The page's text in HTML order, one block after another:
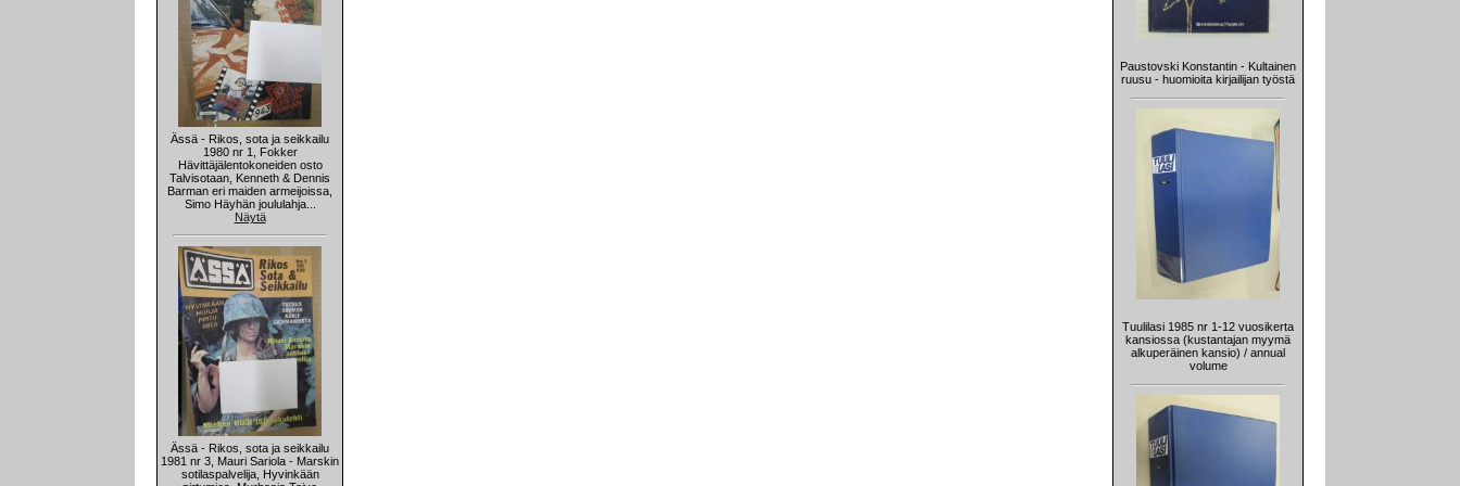
Ässä - Rikos, sota ja seikkailu
1980 nr 1, Fokker
Hävittäjälentokoneiden osto
Talvisotaan, Kenneth & Dennis
Barman eri maiden armeijoissa,
Simo Häyhän joululahja...
Näytä
Ässä - Rikos, sota ja seikkailu
1981 nr 3, Mauri Sariola - Marskin
sotilaspalvelija, Hyvinkään
Paustovski Konstantin - Kultainen
ruusu - huomioita kirjailijan työstä
Tuulilasi 1985 nr 1-12 vuosikerta
kansiossa (kustantajan myymä
alkuperäinen kansio) / annual
volume